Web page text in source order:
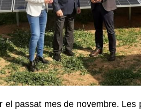
el passat mes de novembre. Les